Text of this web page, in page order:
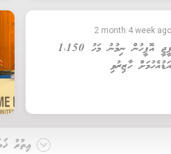
2 month 4 week ago
ޕީޖީ އޮފީހުން ނިމުނު މަހު 1،150
އަޑުއެހުމަށް ހާޒިރުވި
އިތުރު